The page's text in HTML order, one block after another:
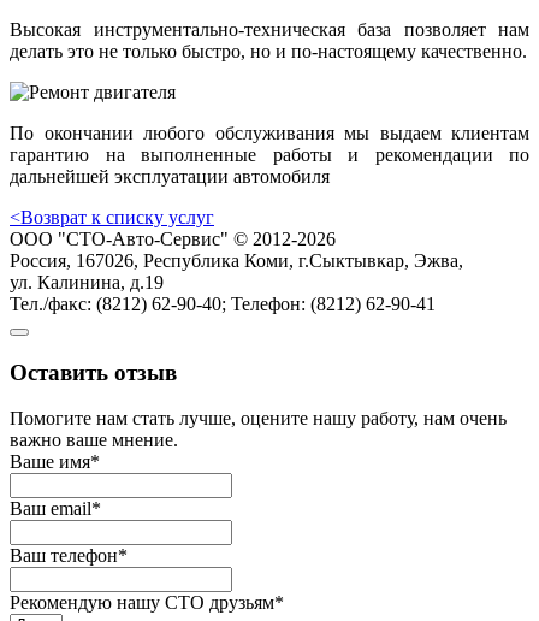
Высокая инструментально-техническая база позволяет нам
делать это не только быстро, но и по-настоящему качественно.
По окончании любого обслуживания мы выдаем клиентам
гарантию на выполненные работы и рекомендации по
дальнейшей эксплуатации автомобиля
<Возврат к списку услуг
ООО "СТО-Авто-Сервис" © 2012-2026
Россия, 167026, Республика Коми, г.Сыктывкар, Эжва,
ул. Калинина, д.19
Тел./факс: (8212) 62-90-40; Телефон: (8212) 62-90-41
Оставить отзыв
Помогите нам стать лучше, оцените нашу работу, нам очень
важно ваше мнение.
Ваше имя*
Ваш email*
Ваш телефон*
Рекомендую нашу СТО друзьям*